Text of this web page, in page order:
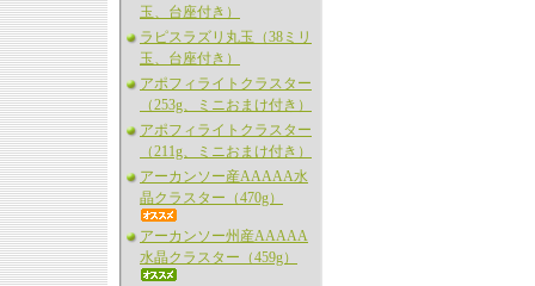
玉、台座付き）
ラピスラズリ丸玉（38ミリ
玉、台座付き）
アポフィライトクラスター
（253g、ミニおまけ付き）
アポフィライトクラスター
（211g、ミニおまけ付き）
アーカンソー産AAAAA水
晶クラスター（470g）
アーカンソー州産AAAAA
水晶クラスター（459g）